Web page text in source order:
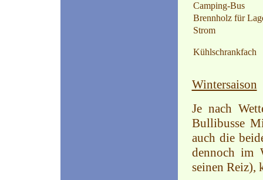
Camping-Bus
Brennholz für
Strom
Kühlschrankfach
Wintersaison
Je nach
Bullibusse
auch die
dennoch im
seinen Reiz),